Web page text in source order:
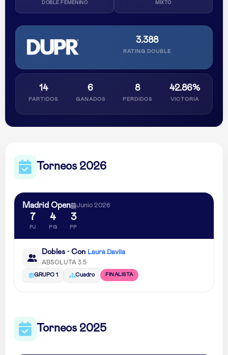
DOBLE FEMENINO MIXTO
3.388
RATING DOUBLE
14
PARTIDOS
6
GANADOS
8
PERDIDOS
42.86%
VICTORIA
Torneos 2026
Madrid Open Junio 2026
7
PJ
4
PG
3
PP
Dobles · Con Laura Davila
ABSOLUTA 3.5
GRUPO 1 Cuadro FINALISTA
Torneos 2025